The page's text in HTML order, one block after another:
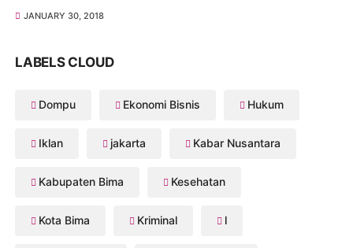
JANUARY 30, 2018
LABELS CLOUD
Dompu Ekonomi Bisnis Hukum
Iklan jakarta Kabar Nusantara
Kabupaten Bima Kesehatan
Kota Bima Kriminal l